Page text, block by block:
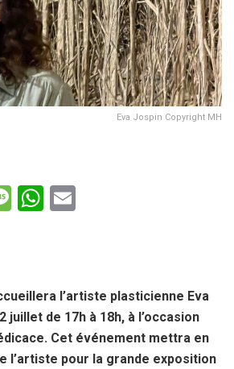
Eva Jospin Copyright MH
M
g
e
W
A
p
p
l’artiste plasticienne Eva
juillet de 17h à 18h, à l’occasion
Cet événement mettra en
l’artiste pour la grande exposition